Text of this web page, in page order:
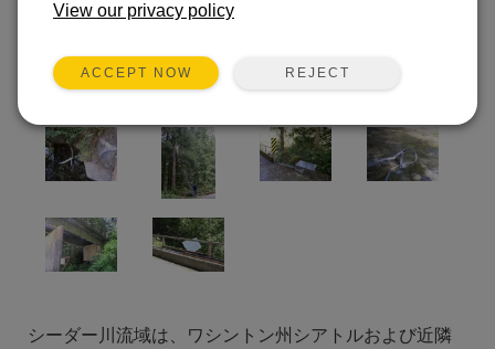
シーダー川流域は、ワシントン州シアトルおよび近隣
View our privacy policy
ACCEPT NOW REJECT